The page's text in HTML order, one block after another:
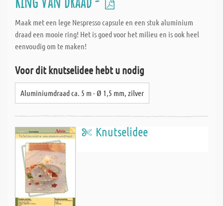
Maak met een lege Nespresso capsule en een stuk aluminium
draad een mooie ring! Het is goed voor het milieu en is ook heel
eenvoudig om te maken!
Voor dit knutselidee hebt u nodig
Aluminiumdraad ca. 5 m - Ø 1,5 mm, zilver
Knutselidee